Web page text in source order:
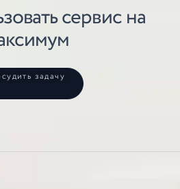
сервис на
задачу